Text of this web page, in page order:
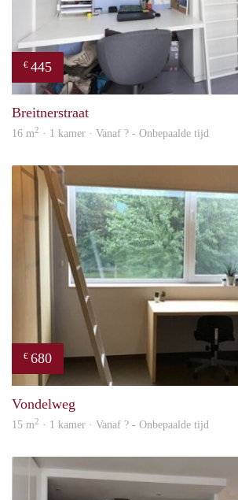
€ 445
Breitnerstraat
16 m2 · 1 kamer · Vanaf ? - Onbepaalde tijd
€ 680
Vondelweg
15 m2 · 1 kamer · Vanaf ? - Onbepaalde tijd